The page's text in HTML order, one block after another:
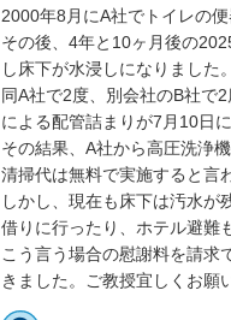
2000年8月にA社でトイレの便
その後、4年と10ヶ月後の
し床下が水浸しになりました。
同A社で2度、別会社のB社で
による配管詰まりが7月10日
その結果、A社から高圧洗浄
清掃代は無料で実施すると言
しかし、現在も床下は汚水が
借りに行ったり、ホテル避難
こう言う場合の慰謝料を請求
きました。ご教授宜しくお願